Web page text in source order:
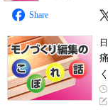
Share